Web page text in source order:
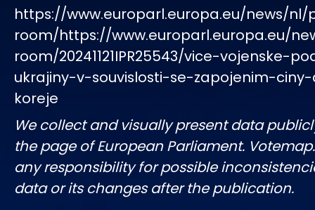
https://www.europarl.europa.eu/news/nl/
room/https://www.europarl.europa.eu/
room/20241121IPR25543/vice-vojenske-
ukrajiny-v-souvislosti-se-zapojenim-
koreje
We collect and visually present data
the page of European Parliament.
any responsibility for possible
data or its changes after the publication.